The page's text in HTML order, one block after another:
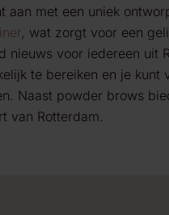
aan met een uniek
, wat zorgt voor een
nieuws voor iedereen uit
te bereiken en je kunt
Naast powder brows
van Rotterdam.